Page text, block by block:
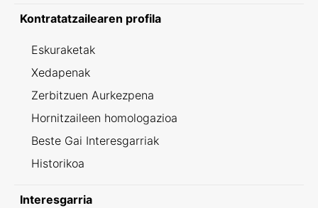
Kontratatzailearen profila
Eskuraketak
Xedapenak
Zerbitzuen Aurkezpena
Hornitzaileen homologazioa
Beste Gai Interesgarriak
Historikoa
Interesgarria